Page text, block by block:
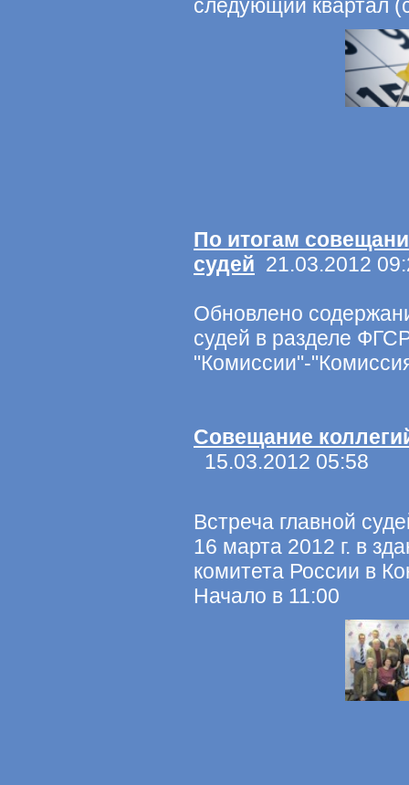
следующий квартал
По итогам
судей 21.03.2012
Обновлено
судей в разделе
"Комиссии"-
Совещание
15.03.2012 05:58
Встреча главной
16 марта 2012 г. в
комитета России в
Начало в 11:00